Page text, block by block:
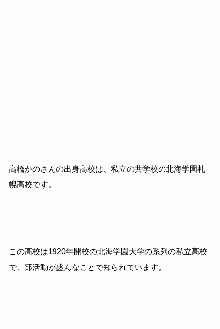
高橋かのさんの出身高校は、私立の共学校の北海学園札
幌高校です。
この高校は1920年開校の北海学園大学の系列の私立高校
で、部活動が盛んなことで知られています。